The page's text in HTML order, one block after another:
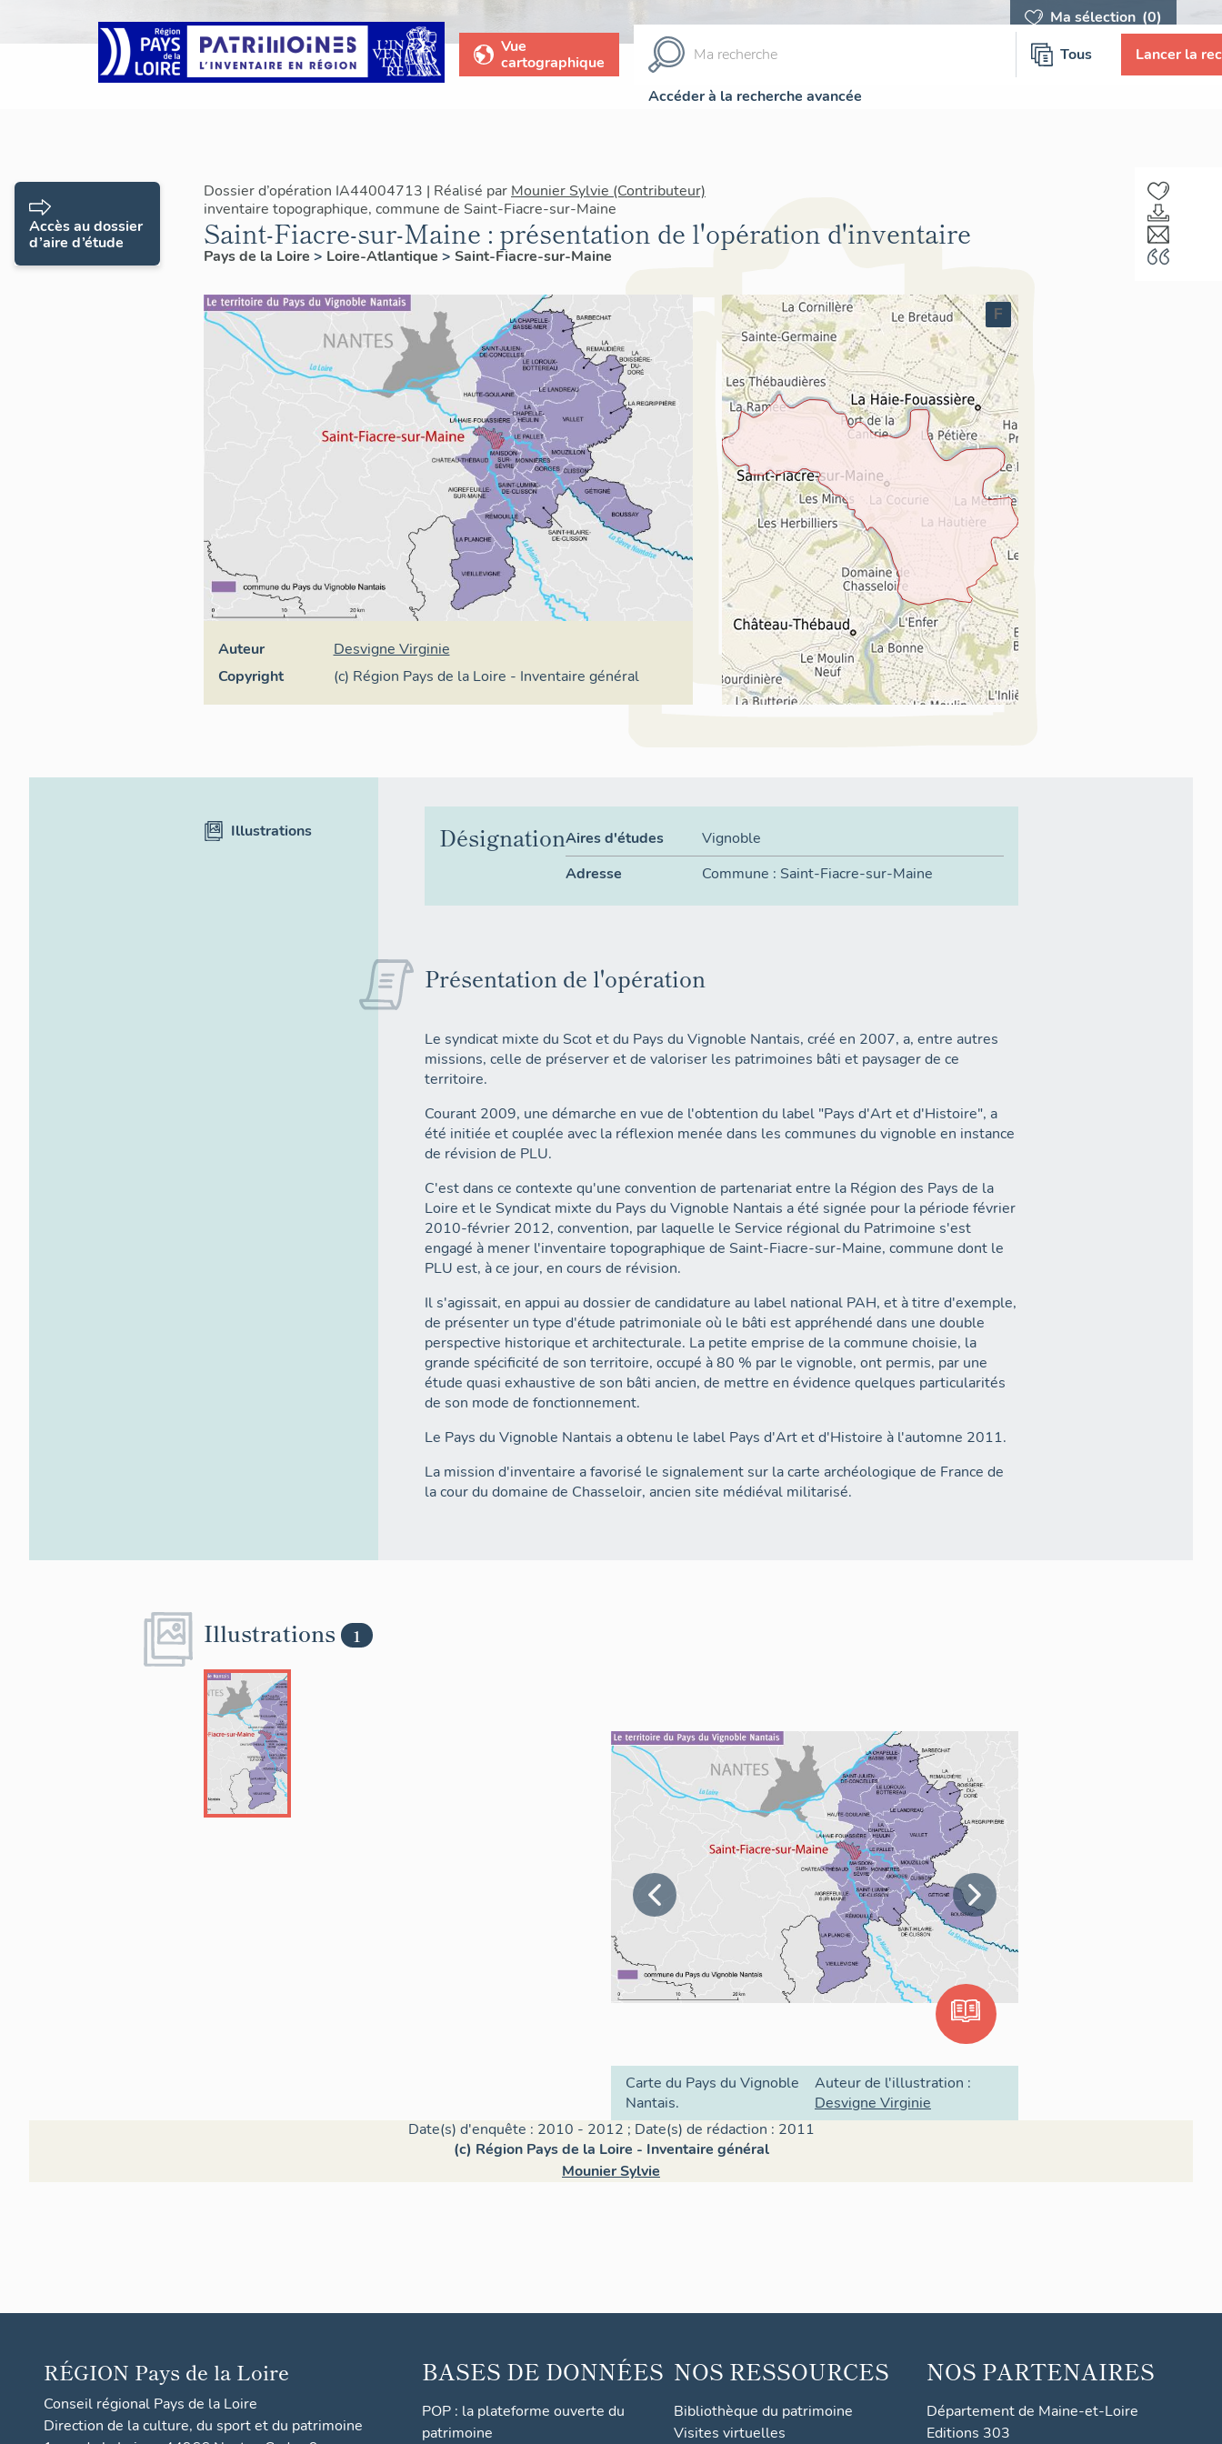
Ma sélection (0)
Vue
cartographique
Tous Lancer la
Accéder à la recherche avancée
Dossier d’opération IA44004713 | Réalisé par Mounier Sylvie (Contributeur)
inventaire topographique, commune de Saint-Fiacre-sur-Maine
Saint-Fiacre-sur-Maine : présentation de l'opération d'inventaire
Pays de la Loire > Loire-Atlantique > Saint-Fiacre-sur-Maine
Auteur
Desvigne Virginie
Copyright
(c) Région Pays de la Loire - Inventaire général
F
Accès au dossier
d’aire d’étude
Illustrations DésignationAires d'études
Vignoble
Adresse
Commune : Saint-Fiacre-sur-Maine
Présentation de l'opération
Le syndicat mixte du Scot et du Pays du Vignoble Nantais, créé en 2007, a, entre autres
missions, celle de préserver et de valoriser les patrimoines bâti et paysager de ce
territoire.
Courant 2009, une démarche en vue de l'obtention du label "Pays d'Art et d'Histoire", a
été initiée et couplée avec la réflexion menée dans les communes du vignoble en instance
de révision de PLU.
C'est dans ce contexte qu'une convention de partenariat entre la Région des Pays de la
Loire et le Syndicat mixte du Pays du Vignoble Nantais a été signée pour la période février
2010-février 2012, convention, par laquelle le Service régional du Patrimoine s'est
engagé à mener l'inventaire topographique de Saint-Fiacre-sur-Maine, commune dont le
PLU est, à ce jour, en cours de révision.
Il s'agissait, en appui au dossier de candidature au label national PAH, et à titre d'exemple,
de présenter un type d'étude patrimoniale où le bâti est appréhendé dans une double
perspective historique et architecturale. La petite emprise de la commune choisie, la
grande spécificité de son territoire, occupé à 80 % par le vignoble, ont permis, par une
étude quasi exhaustive de son bâti ancien, de mettre en évidence quelques particularités
de son mode de fonctionnement.
Le Pays du Vignoble Nantais a obtenu le label Pays d'Art et d'Histoire à l'automne 2011.
La mission d'inventaire a favorisé le signalement sur la carte archéologique de France de
la cour du domaine de Chasseloir, ancien site médiéval militarisé.
Illustrations 1
Carte du Pays du Vignoble
Nantais.
Auteur de l'illustration :
Desvigne Virginie
Date(s) d'enquête : 2010 - 2012 ; Date(s) de rédaction : 2011
(c) Région Pays de la Loire - Inventaire général
Mounier Sylvie
RÉGION Pays de la Loire
Conseil régional Pays de la Loire
Direction de la culture, du sport et du patrimoine
BASES DE DONNÉES
POP : la plateforme ouverte du
patrimoine
NOS RESSOURCES
Bibliothèque du patrimoine
Visites virtuelles
NOS PARTENAIRES
Département de Maine-et-Loire
Editions 303